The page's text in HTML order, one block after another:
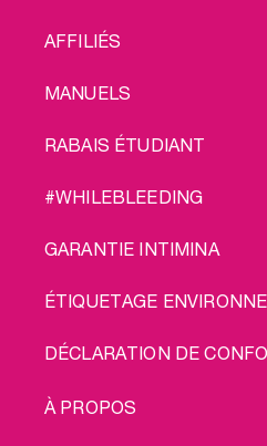
AFFILIÉS
MANUELS
RABAIS ÉTUDIANT
#WHILEBLEEDING
GARANTIE INTIMINA
ÉTIQUETAGE
DÉCLARATION DE
LEGAL
À PROPOS